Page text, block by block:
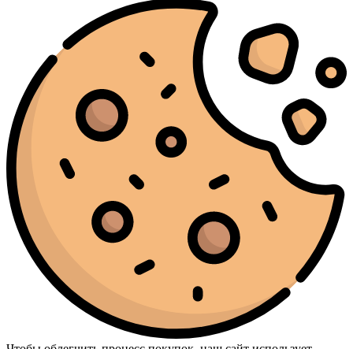
Nina Ricci (1)
Nishane (2)
Orlov Paris
Ormonde Jayne
Orto Parisi
Paco Rabanne (12)
Parfums de Marly
Paris Hilton
Penhaligon’s (3)
Prada (2)
Ralph Lauren
RicHarD Maison De Parfum
(1)
Roja Parfums (5)
Shaik
Sol De Janeiro
Sospiro
Stefano Ricci
Tauer Perfumes
The Beautiful Mind Series